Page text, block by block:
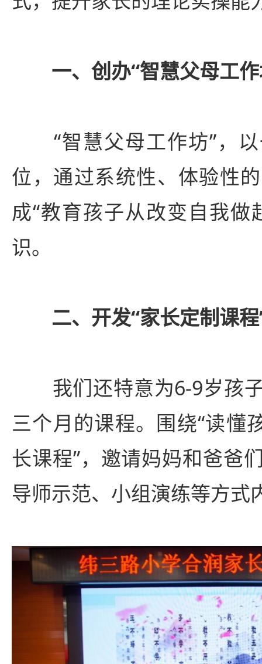
一、创办“智慧父母工
“智慧父母工作坊”，以
位，通过系统性、体验性
成“教育孩子从改变自我做
识。
二、开发“家长定制课
我们还特意为6-9岁孩子
三个月的课程。围绕“读懂
长课程”，邀请妈妈和爸爸
导师示范、小组演练等方式